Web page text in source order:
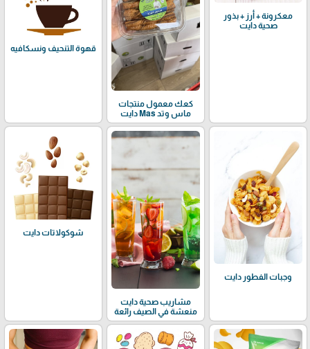
معكرونة + أرز + بذور
صحية دايت
كعك معمول منتجات
ماس وتد Mas دايت
قهوة التنحيف ونسكافيه
وجبات الفطور دايت
مشاريب صحية دايت
منعشة في الصيف رائعة
شوكولاتات دايت